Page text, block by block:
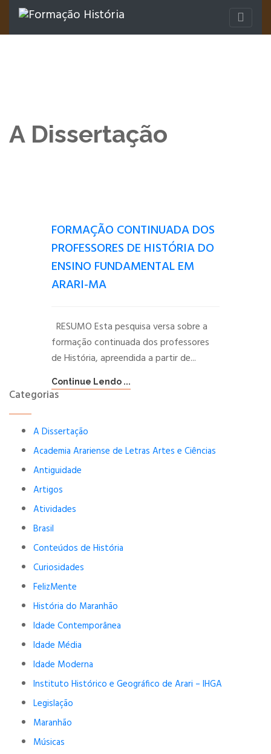
A Dissertação
FORMAÇÃO CONTINUADA DOS
PROFESSORES DE HISTÓRIA DO
ENSINO FUNDAMENTAL EM
ARARI-MA
RESUMO Esta pesquisa versa sobre a
formação continuada dos professores
de História, apreendida a partir de...
Continue Lendo ...
Categorias
A Dissertação
Academia Arariense de Letras Artes e Ciências
Antiguidade
Artigos
Atividades
Brasil
Conteúdos de História
Curiosidades
FelizMente
História do Maranhão
Idade Contemporânea
Idade Média
Idade Moderna
Instituto Histórico e Geográfico de Arari – IHGA
Legislação
Maranhão
Músicas